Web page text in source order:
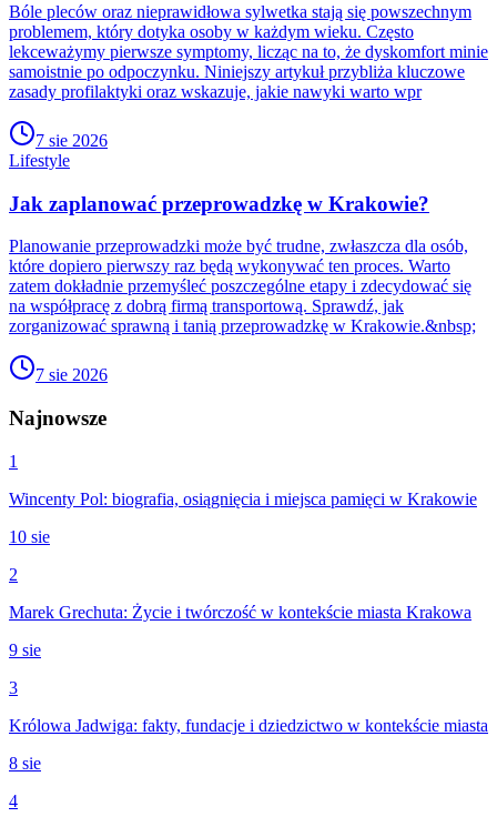
Bóle pleców oraz nieprawidłowa sylwetka stają się powszechnym
problemem, który dotyka osoby w każdym wieku. Często
lekceważymy pierwsze symptomy, licząc na to, że dyskomfort minie
samoistnie po odpoczynku. Niniejszy artykuł przybliża kluczowe
zasady profilaktyki oraz wskazuje, jakie nawyki warto wpr
7 sie 2026
Lifestyle
Jak zaplanować przeprowadzkę w Krakowie?
Planowanie przeprowadzki może być trudne, zwłaszcza dla osób,
które dopiero pierwszy raz będą wykonywać ten proces. Warto
zatem dokładnie przemyśleć poszczególne etapy i zdecydować się
na współpracę z dobrą firmą transportową. Sprawdź, jak
zorganizować sprawną i tanią przeprowadzkę w Krakowie.&nbsp;
7 sie 2026
Najnowsze
1
Wincenty Pol: biografia, osiągnięcia i miejsca pamięci w Krakowie
10 sie
2
Marek Grechuta: Życie i twórczość w kontekście miasta Krakowa
9 sie
3
Królowa Jadwiga: fakty, fundacje i dziedzictwo w kontekście miasta
8 sie
4